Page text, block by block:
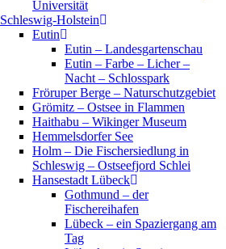
Universität
Schleswig-Holstein
Eutin
Eutin – Landesgartenschau
Eutin – Farbe – Licher –
Nacht – Schlosspark
Fröruper Berge – Naturschutzgebiet
Grömitz – Ostsee in Flammen
Haithabu – Wikinger Museum
Hemmelsdorfer See
Holm – Die Fischersiedlung in
Schleswig – Ostseefjord Schlei
Hansestadt Lübeck
Gothmund – der
Fischereihafen
Lübeck – ein Spaziergang am
Tag